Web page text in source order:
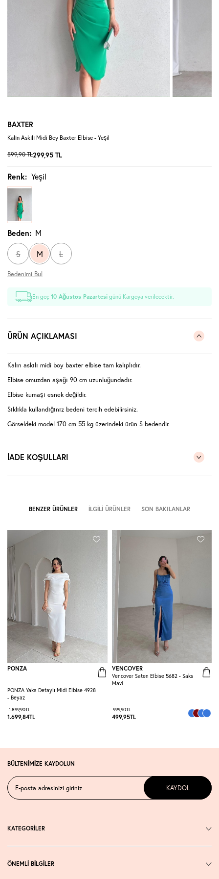
BAXTER
Kalın Askılı Midi Boy Baxter Elbise - Yeşil
599,90TL299,95 TL
Renk: Yeşil
Beden: M
S M L
Bedenimi Bul
En geç10 Ağustos Pazartesi günü Kargoya verilecektir.
ÜRÜN AÇIKLAMASI
Kalın askılı midi boy baxter elbise tam kalıplıdır.
Elbise omuzdan aşağı 90 cm uzunluğundadır.
Elbise kumaşı esnek değildir.
Sıklıkla kullandığınız bedeni tercih edebilirsiniz.
Görseldeki model 170 cm 55 kg üzerindeki ürün S bedendir.
İADE KOŞULLARI
BENZER ÜRÜNLER İLGILI ÜRÜNLER SON BAKILANLAR
PONZA
PONZA Yaka Detaylı Midi Elbise 4928
- Beyaz
1.899,90TL
1.699,84TL
VENCOVER
Vencover Saten Elbise 5682 - Saks
Mavi
999,90TL
499,95TL
BÜLTENİMİZE KAYDOLUN
KAYDOL
KATEGORİLER
ÖNEMLİ BİLGİLER